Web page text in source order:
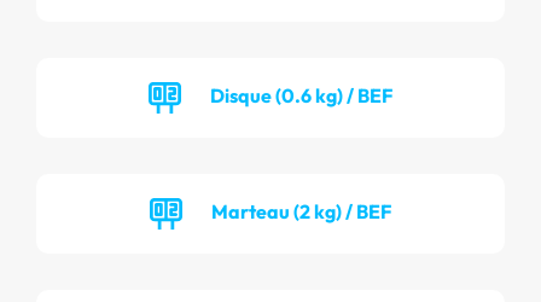
Disque (0.6 kg) / BEF
Marteau (2 kg) / BEF